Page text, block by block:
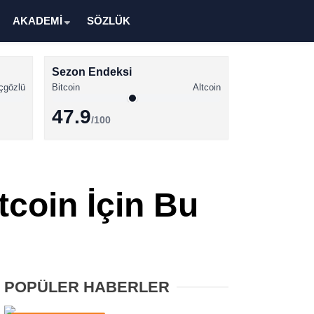
Altcoin Haberleri
XRP Haberleri
AKADEMİ SÖZLÜK
Sezon Endeksi
Bitcoin Altcoin
47.9/100
İçin Bu
POPÜLER HABERLER